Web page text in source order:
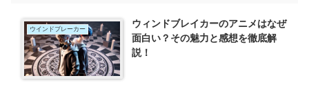
ウインドブレーカー
ウィンドブレイカーのアニメはなぜ
面白い？その魅力と感想を徹底解
説！